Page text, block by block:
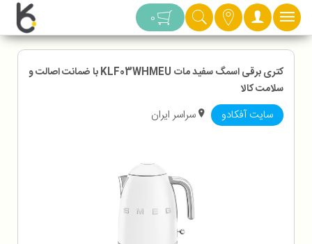
دسته بندی 0
کتری برقی اسمگ سفید مات KLF03WHMEU با ضمانت اصالت و
سلامت کالا
سایت آفکادو سراسر ایران